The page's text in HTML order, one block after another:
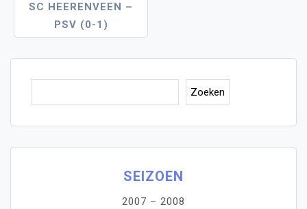
SC HEERENVEEN –
PSV (0-1)
Zoeken
SEIZOEN
2007 – 2008